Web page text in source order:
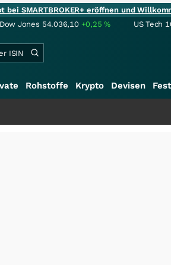
bei SMARTBROKER+ eröffnen und
Dow Jones 54.036,10 +0,25% US Tech
Rohstoffe Krypto Devisen